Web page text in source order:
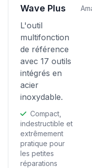
Wave Plus
L'outil
multifonction
de référence
avec 17 outils
intégrés en
acier
inoxydable.
Compact,
indestructible et
extrêmement
pratique pour
les petites
réparations